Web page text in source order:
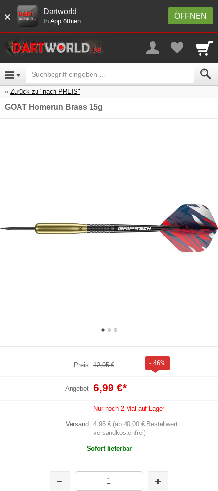
× ÖFFNEN
Dartworld
In App öffnen
Zurück zu "nach PREIS"
GOAT Homerun Brass 15g
Preis 12,95 € - 46%
Angebot 6,99 €*
Nur noch 2 Mal auf Lager
Versand
4,95 € (ab 40,00 € Bestellwert
versandkostenfrei)
Sofort lieferbar